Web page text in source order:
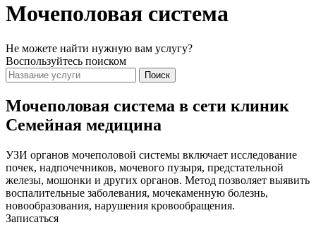
Мочеполовая система
Не можете найти нужную вам услугу?
Воспользуйтесь поиском
Поиск
Мочеполовая система в сети клиник
Семейная медицина
УЗИ органов мочеполовой системы включает исследование
почек, надпочечников, мочевого пузыря, предстательной
железы, мошонки и других органов. Метод позволяет выявить
воспалительные заболевания, мочекаменную болезнь,
новообразования, нарушения кровообращения.
Записаться